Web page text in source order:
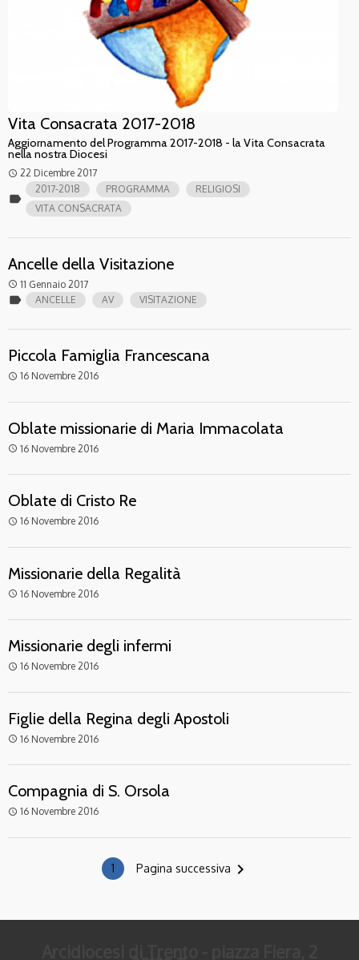
Vita Consacrata 2017-2018
Aggiornamento del Programma 2017-2018 - la Vita Consacrata
nella nostra Diocesi
access_time 22 Dicembre 2017
label
2017-2018 PROGRAMMA
RELIGIOSI
VITA CONSACRATA
Ancelle della Visitazione
access_time 11 Gennaio 2017
label ANCELLE AV VISITAZIONE
Piccola Famiglia Francescana
access_time 16 Novembre 2016
Oblate missionarie di Maria Immacolata
access_time 16 Novembre 2016
Oblate di Cristo Re
access_time 16 Novembre 2016
Missionarie della Regalità
access_time 16 Novembre 2016
Missionarie degli infermi
access_time 16 Novembre 2016
Figlie della Regina degli Apostoli
access_time 16 Novembre 2016
Compagnia di S. Orsola
access_time 16 Novembre 2016
1 Pagina successiva navigate_next